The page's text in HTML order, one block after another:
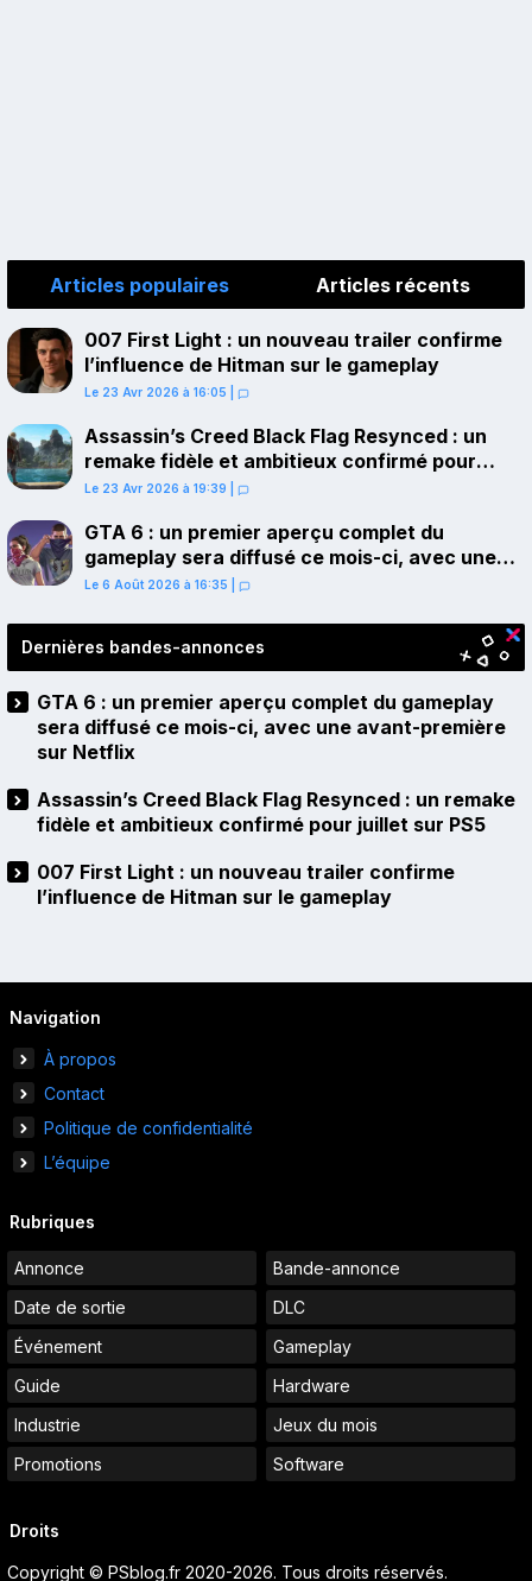
Articles populaires Articles récents
007 First Light : un nouveau trailer confirme
l’influence de Hitman sur le gameplay
Le 23 Avr 2026 à 16:05
Assassin’s Creed Black Flag Resynced : un
remake fidèle et ambitieux confirmé pour
juillet sur PS5
Le 23 Avr 2026 à 19:39
GTA 6 : un premier aperçu complet du
gameplay sera diffusé ce mois-ci, avec une
avant-première sur Netflix
Le 6 Août 2026 à 16:35
Dernières bandes-annonces
GTA 6 : un premier aperçu complet du gameplay
sera diffusé ce mois-ci, avec une avant-première
sur Netflix
Assassin’s Creed Black Flag Resynced : un remake
fidèle et ambitieux confirmé pour juillet sur PS5
007 First Light : un nouveau trailer confirme
l’influence de Hitman sur le gameplay
Navigation
À propos
Contact
Politique de confidentialité
L’équipe
Rubriques
Annonce
Bande-annonce
Date de sortie
DLC
Événement
Gameplay
Guide
Hardware
Industrie
Jeux du mois
Promotions
Software
Droits
Copyright © PSblog.fr 2020-2026. Tous droits réservés.